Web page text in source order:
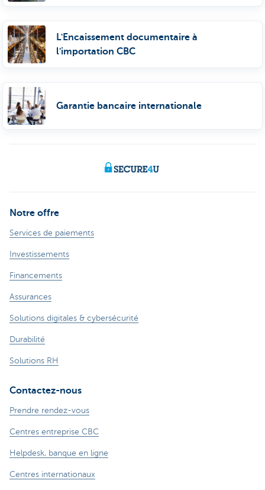
L'Encaissement documentaire à
l'importation CBC
Garantie bancaire internationale
Notre offre
Services de paiements
Investissements
Financements
Assurances
Solutions digitales & cybersécurité
Durabilité
Solutions RH
Contactez-nous
Prendre rendez-vous
Centres entreprise CBC
Helpdesk, banque en ligne
Centres internationaux